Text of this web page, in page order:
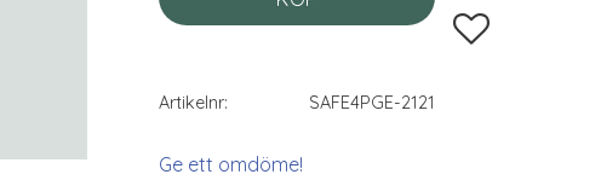
Lägg till i favoriter
Artikelnr SAFE4PGE-2121
Ge ett omdöme!